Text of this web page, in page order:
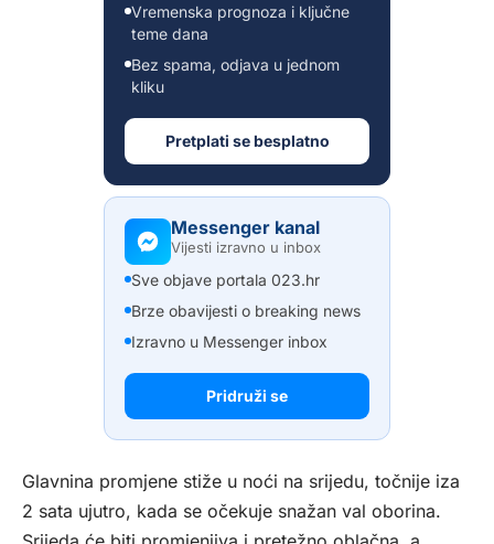
Vremenska prognoza i ključne
teme dana
Bez spama, odjava u jednom
kliku
Pretplati se besplatno
Messenger kanal
Vijesti izravno u inbox
Sve objave portala 023.hr
Brze obavijesti o breaking news
Izravno u Messenger inbox
Pridruži se
Glavnina promjene stiže u noći na srijedu, točnije iza
2 sata ujutro, kada se očekuje snažan val oborina.